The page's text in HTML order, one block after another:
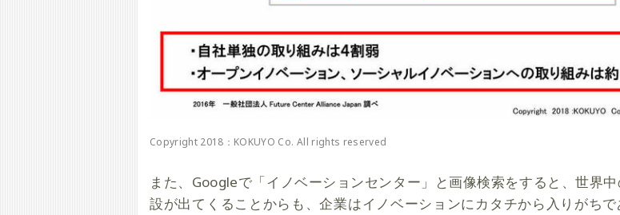
Copyright 2018：KOKUYO Co. All rights reserved
また、Googleで「イノベーションセンター」と画像検索をすると、世界
設が出てくることからも、企業はイノベーションにカタチから入りがち